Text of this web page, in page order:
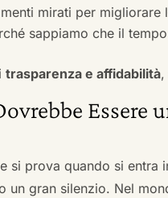
mirati per migliorare
sappiamo che il
trasparenza e affidabilità,
si prova quando si
un gran silenzio. Nel